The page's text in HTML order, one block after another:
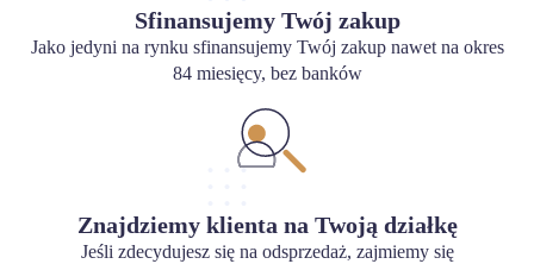
Sfinansujemy Twój zakup
Jako jedyni na rynku sfinansujemy Twój zakup nawet na okres
84 miesięcy, bez banków
Znajdziemy klienta na Twoją działkę
Jeśli zdecydujesz się na odsprzedaż, zajmiemy się